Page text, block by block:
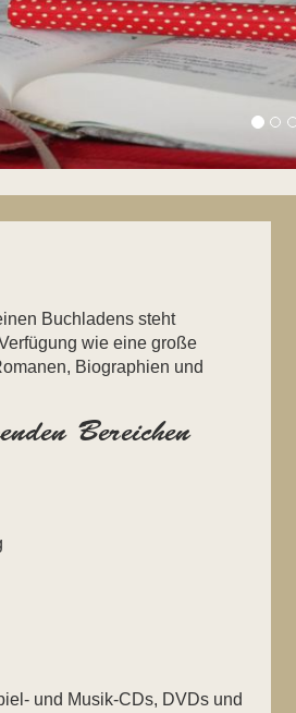
Buchladens steht
wie eine große
Biographien und
Bereichen
und Musik-CDs, DVDs und